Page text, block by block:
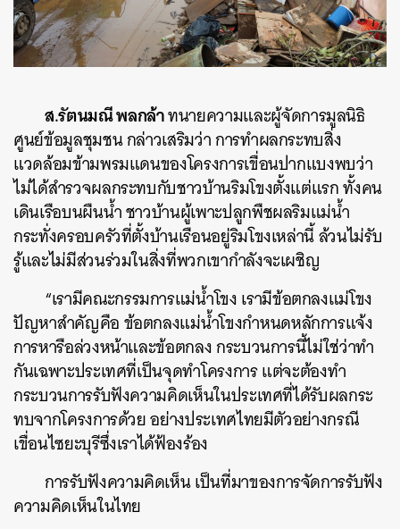
ส.รัตนมณี พลกล้าทนายความและผู้จัดการมูลนิธิ
ศูนย์ข้อมูลชุมชน กล่าวเสริมว่า การทำผลกระทบสิ่ง
แวดล้อมข้ามพรมแดนของโครงการเขื่อนปากแบงพบว่า
ไม่ได้สำรวจผลกระทบกับชาวบ้านริมโขงตั้งแต่แรก ทั้งคน
เดินเรือบนผืนน้ำ ชาวบ้านผู้เพาะปลูกพืชผลริมแม่น้ำ
กระทั่งครอบครัวที่ตั้งบ้านเรือนอยู่ริมโขงเหล่านี้ ล้วนไม่รับ
รู้และไม่มีส่วนร่วมในสิ่งที่พวกเขากำลังจะเผชิญ
“เรามีคณะกรรมการแม่น้ำโขง เรามีข้อตกลงแม่โขง
ปัญหาสำคัญคือ ข้อตกลงแม่น้ำโขงกำหนดหลักการแจ้ง
การหารือล่วงหน้าและข้อตกลง กระบวนการนี้ไม่ใช่ว่าทำ
กันเฉพาะประเทศที่เป็นจุดทำโครงการ แต่จะต้องทำ
กระบวนการรับฟังความคิดเห็นในประเทศที่ได้รับผลกระ
ทบจากโครงการด้วย อย่างประเทศไทยมีตัวอย่างกรณี
เขื่อนไซยะบุรีซึ่งเราได้ฟ้องร้อง
การรับฟังความคิดเห็น เป็นที่มาของการจัดการรับฟัง
ความคิดเห็นในไทย